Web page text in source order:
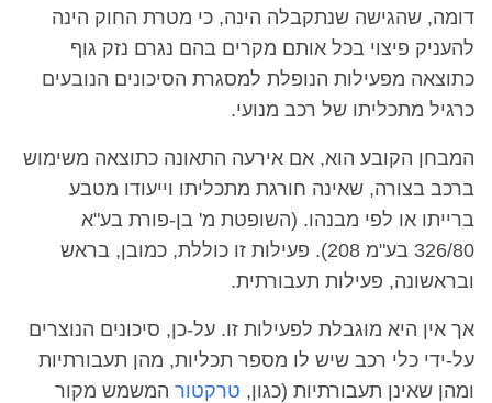
דומה, שהגישה שנתקבלה הינה, כי מטרת החוק הינה
להעניק פיצוי בכל אותם מקרים בהם נגרם נזק גוף
כתוצאה מפעילות הנופלת למסגרת הסיכונים הנובעים
כרגיל מתכליתו של רכב מנועי.
המבחן הקובע הוא, אם אירעה התאונה כתוצאה משימוש
ברכב בצורה, שאינה חורגת מתכליתו וייעודו מטבע
ברייתו או לפי מבנהו. (השופטת מ' בן-פורת בע"א
326/80 בע"מ 208). פעילות זו כוללת, כמובן, בראש
ובראשונה, פעילות תעבורתית.
אך אין היא מוגבלת לפעילות זו. על-כן, סיכונים הנוצרים
על-ידי כלי רכב שיש לו מספר תכליות, מהן תעבורתיות
ומהן שאינן תעבורתיות (כגון, טרקטור המשמש מקור